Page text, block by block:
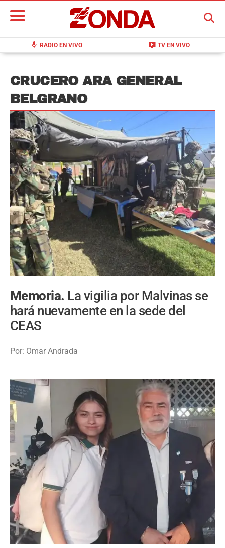
mic RADIO EN VIVO live_tv TV EN VIVO
BUSCAR
CRUCERO ARA GENERAL
BELGRANO
Memoria. La vigilia por Malvinas se
hará nuevamente en la sede del
CEAS
Por: Omar Andrada